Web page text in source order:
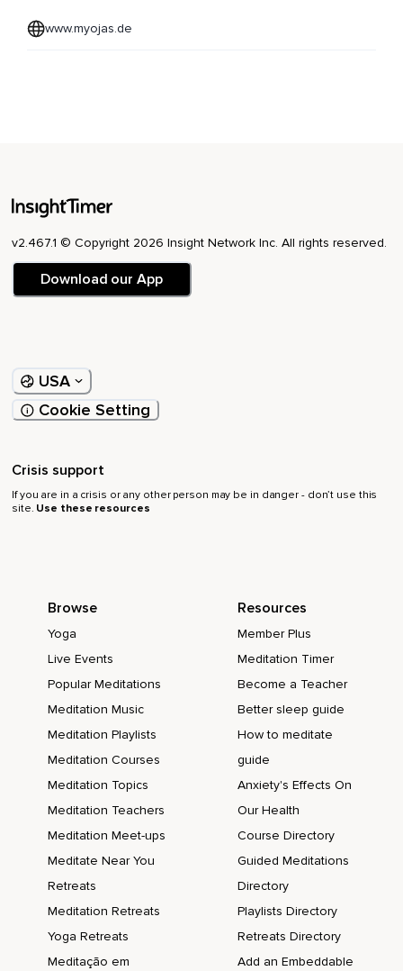
www.myojas.de
v2.467.1 © Copyright 2026 Insight Network Inc. All rights reserved.
Download our App
USA
Cookie Setting
Crisis support
If you are in a crisis or any other person may be in danger - don’t use this
site. Use these resources
Browse
Yoga
Live Events
Popular Meditations
Meditation Music
Meditation Playlists
Meditation Courses
Meditation Topics
Meditation Teachers
Meditation Meet-ups
Meditate Near You
Retreats
Meditation Retreats
Yoga Retreats
Meditação em
Resources
Member Plus
Meditation Timer
Become a Teacher
Better sleep guide
How to meditate
guide
Anxiety's Effects On
Our Health
Course Directory
Guided Meditations
Directory
Playlists Directory
Retreats Directory
Add an Embeddable